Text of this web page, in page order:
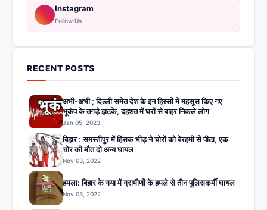
Instagram
Follow Us
RECENT POSTS
अभी-अभी ; दिल्ली समेत देश के इन हिस्सों में महसूस किए गए
भूकंप के तगड़े झटके, दहशत में घरों से बाहर निकले लोग
Jan 05, 2023
बिहार : समस्तीपुर में हिंसक भीड़ ने चोरों को बेरहमी से पीटा, एक
चोर की मौत दो अन्य घायल
Nov 03, 2022
हमला: बिहार के गया में ग्रामीणों के हमले से तीन पुलिसकर्मी घायल
Nov 03, 2022